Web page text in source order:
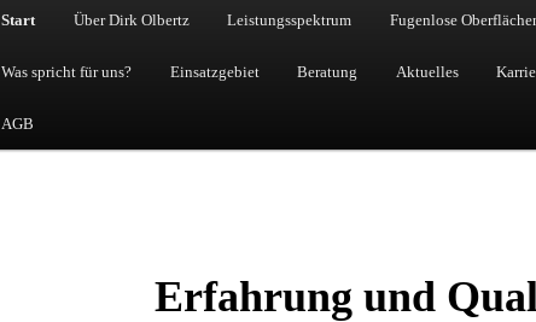
Start Über Dirk Olbertz Leistungsspektrum Fugenlose
Was spricht für uns? Einsatzgebiet Beratung Aktuelles
AGB
Erfahrung und